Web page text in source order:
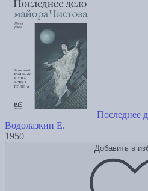
Последнее
Водолазкин Е.
1950
Добавить в